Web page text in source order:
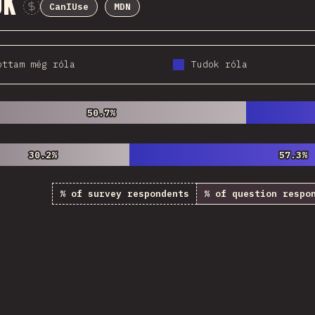
Sponsor This Chart
CanIUse MDN
még róla Tudok róla
50.7%
50.7%
30.2%
30.2% 57.3%
57.3%
% of survey respondents % of question